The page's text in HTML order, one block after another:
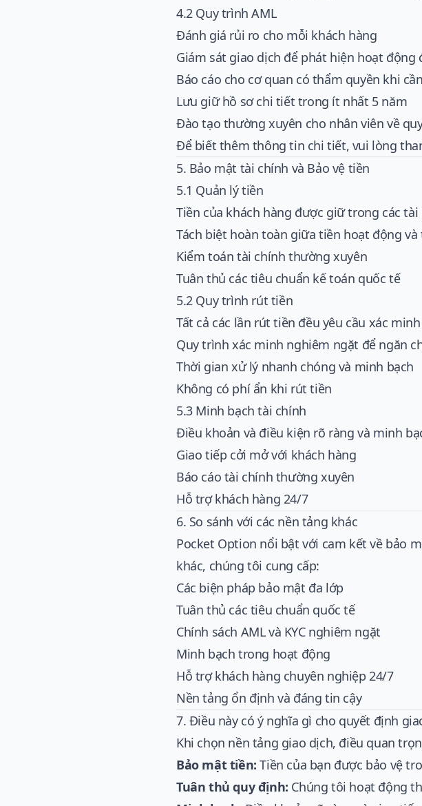
4.2 Quy trình AML
Đánh giá rủi ro cho mỗi khách hàng
Giám sát giao dịch để phát hiện hoạt động
Báo cáo cho cơ quan có thẩm quyền khi
Lưu giữ hồ sơ chi tiết trong ít nhất 5 năm
Đào tạo thường xuyên cho nhân viên về
Để biết thêm thông tin chi tiết, vui lòng
5. Bảo mật tài chính và Bảo vệ tiền
5.1 Quản lý tiền
Tiền của khách hàng được giữ trong các
Tách biệt hoàn toàn giữa tiền hoạt động và
Kiểm toán tài chính thường xuyên
Tuân thủ các tiêu chuẩn kế toán quốc tế
5.2 Quy trình rút tiền
Tất cả các lần rút tiền đều yêu cầu xác
Quy trình xác minh nghiêm ngặt để ngăn
Thời gian xử lý nhanh chóng và minh bạch
Không có phí ẩn khi rút tiền
5.3 Minh bạch tài chính
Điều khoản và điều kiện rõ ràng và minh
Giao tiếp cởi mở với khách hàng
Báo cáo tài chính thường xuyên
Hỗ trợ khách hàng 24/7
6. So sánh với các nền tảng khác
Pocket Option nổi bật với cam kết về bảo
khác, chúng tôi cung cấp:
Các biện pháp bảo mật đa lớp
Tuân thủ các tiêu chuẩn quốc tế
Chính sách AML và KYC nghiêm ngặt
Minh bạch trong hoạt động
Hỗ trợ khách hàng chuyên nghiệp 24/7
Nền tảng ổn định và đáng tin cậy
7. Điều này có ý nghĩa gì cho quyết định
Khi chọn nền tảng giao dịch, điều quan
Bảo mật tiền: Tiền của bạn được bảo vệ
Tuân thủ quy định: Chúng tôi hoạt động